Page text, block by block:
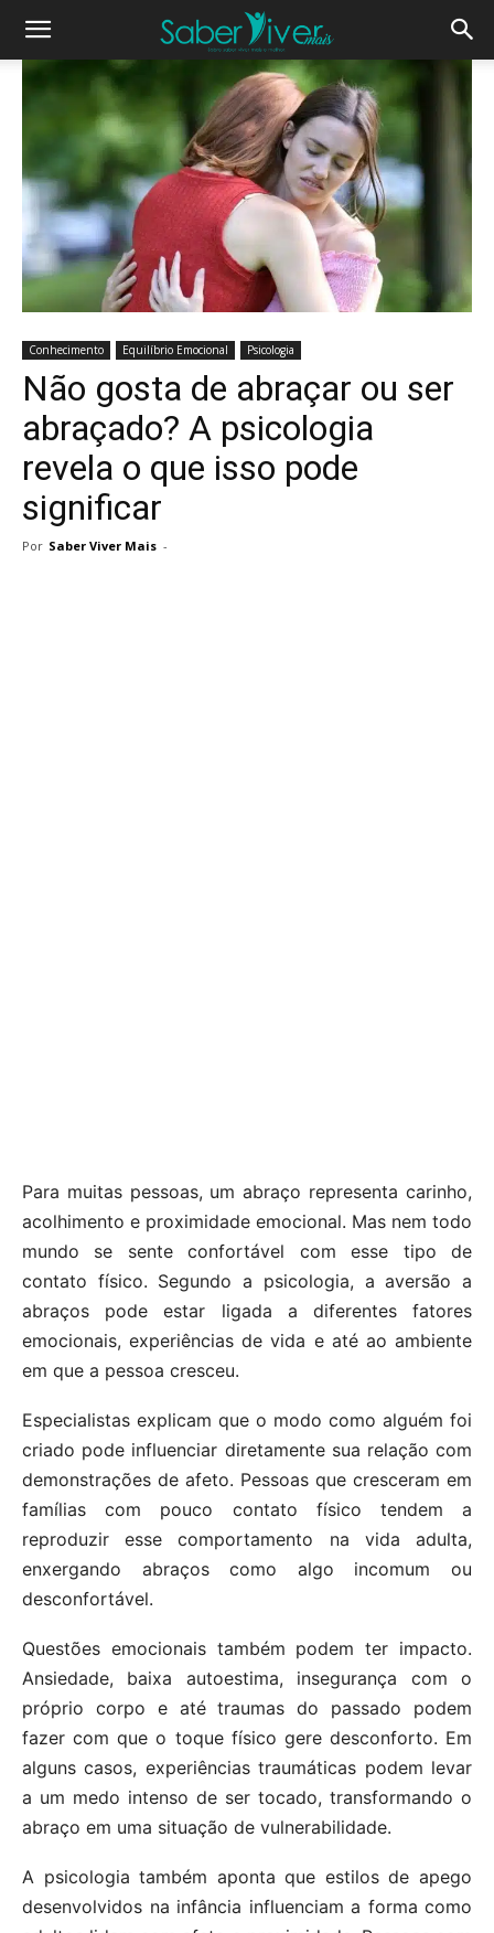
Conhecimento Equilíbrio Emocional Psicologia
Não gosta de abraçar ou ser
abraçado? A psicologia
revela o que isso pode
significar
Por Saber Viver Mais -
Para muitas pessoas, um abraço representa carinho,
acolhimento e proximidade emocional. Mas nem todo
mundo se sente confortável com esse tipo de
contato físico. Segundo a psicologia, a aversão a
abraços pode estar ligada a diferentes fatores
emocionais, experiências de vida e até ao ambiente
em que a pessoa cresceu.
Especialistas explicam que o modo como alguém foi
criado pode influenciar diretamente sua relação com
demonstrações de afeto. Pessoas que cresceram em
famílias com pouco contato físico tendem a
reproduzir esse comportamento na vida adulta,
enxergando abraços como algo incomum ou
desconfortável.
Questões emocionais também podem ter impacto.
Ansiedade, baixa autoestima, insegurança com o
próprio corpo e até traumas do passado podem
fazer com que o toque físico gere desconforto. Em
alguns casos, experiências traumáticas podem levar
a um medo intenso de ser tocado, transformando o
abraço em uma situação de vulnerabilidade.
A psicologia também aponta que estilos de apego
desenvolvidos na infância influenciam a forma como